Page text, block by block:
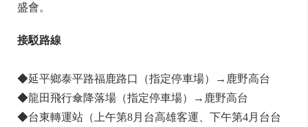
盛會。
接駁路線
◆延平鄉泰平路福鹿路口（指定停車場）→鹿野高台
◆龍田飛行傘降落場（指定停車場）→鹿野高台
◆台東轉運站（上午第8月台高雄客運、下午第4月台台